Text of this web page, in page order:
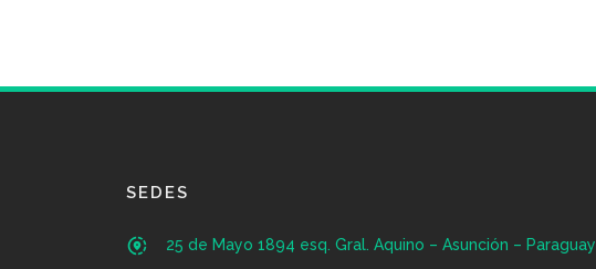
SEDES
share_location 25 de Mayo 1894 esq. Gral. Aquino – Asunción – Paraguay